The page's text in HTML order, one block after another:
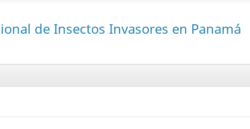
de Insectos Invasores en Panamá